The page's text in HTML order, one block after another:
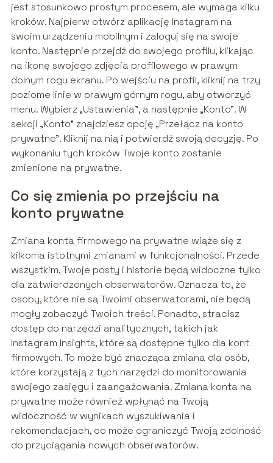
jest stosunkowo prostym procesem, ale wymaga kilku
kroków. Najpierw otwórz aplikację Instagram na
swoim urządzeniu mobilnym i zaloguj się na swoje
konto. Następnie przejdź do swojego profilu, klikając
na ikonę swojego zdjęcia profilowego w prawym
dolnym rogu ekranu. Po wejściu na profil, kliknij na trzy
poziome linie w prawym górnym rogu, aby otworzyć
menu. Wybierz „Ustawienia”, a następnie „Konto”. W
sekcji „Konto” znajdziesz opcję „Przełącz na konto
prywatne”. Kliknij na nią i potwierdź swoją decyzję. Po
wykonaniu tych kroków Twoje konto zostanie
zmienione na prywatne.
Co się zmienia po przejściu na
konto prywatne
Zmiana konta firmowego na prywatne wiąże się z
kilkoma istotnymi zmianami w funkcjonalności. Przede
wszystkim, Twoje posty i historie będą widoczne tylko
dla zatwierdzonych obserwatorów. Oznacza to, że
osoby, które nie są Twoimi obserwatorami, nie będą
mogły zobaczyć Twoich treści. Ponadto, stracisz
dostęp do narzędzi analitycznych, takich jak
Instagram Insights, które są dostępne tylko dla kont
firmowych. To może być znacząca zmiana dla osób,
które korzystają z tych narzędzi do monitorowania
swojego zasięgu i zaangażowania. Zmiana konta na
prywatne może również wpłynąć na Twoją
widoczność w wynikach wyszukiwania i
rekomendacjach, co może ograniczyć Twoją zdolność
do przyciągania nowych obserwatorów.